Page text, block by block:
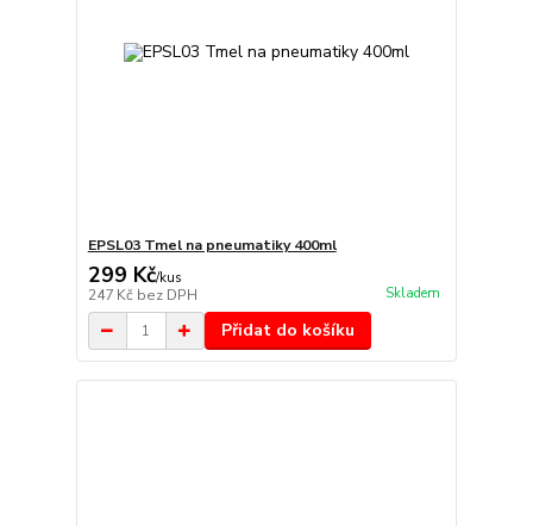
EPSL03 Tmel na pneumatiky 400ml
299 Kč/kus
247 Kč bez DPH Skladem
Přidat do košíku